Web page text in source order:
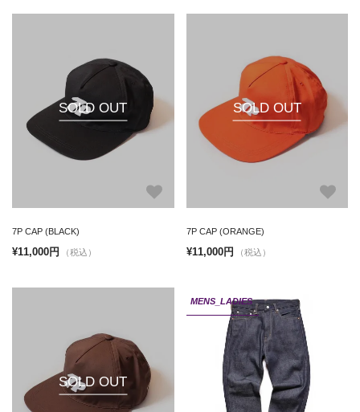
SOLD OUT
7P CAP (BLACK)
¥11,000円 （税込）
SOLD OUT
7P CAP (ORANGE)
¥11,000円 （税込）
SOLD OUT
MENS_LADIES